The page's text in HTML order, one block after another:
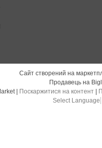
Сайт створений на
Продавець на
MedMarket | Поскаржитися на контент |
Select Language